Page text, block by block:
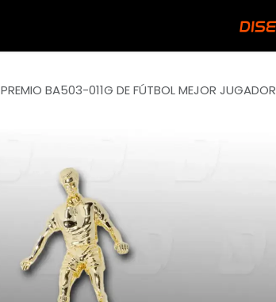
PREMIO BA503-011G DE FÚTBOL MEJOR JUGADOR